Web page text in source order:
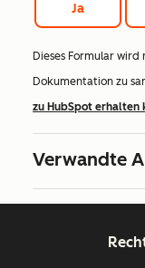
Ja
Dieses Formular
Dokumentation zu
zu HubSpot erhalten
Verwandte